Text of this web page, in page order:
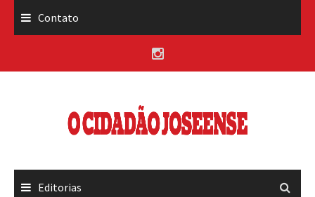
Contato
Editorias